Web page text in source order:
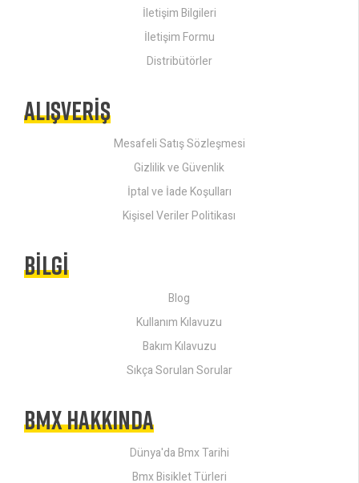
İletişim Bilgileri
İletişim Formu
Distribütörler
ALIŞVERIŞ
Mesafeli Satış Sözleşmesi
Gizlilik ve Güvenlik
İptal ve İade Koşulları
Kişisel Veriler Politikası
BILGI
Blog
Kullanım Kılavuzu
Bakım Kılavuzu
Sıkça Sorulan Sorular
BMX HAKKINDA
Dünya'da Bmx Tarihi
Bmx Bisiklet Türleri